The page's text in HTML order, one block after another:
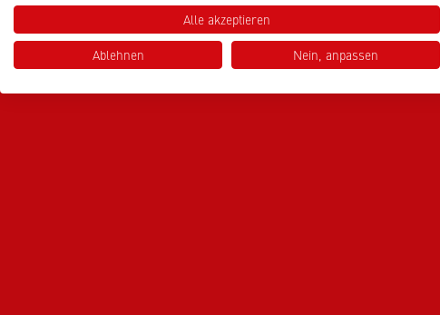
Alle akzeptieren
Ablehnen Nein, anpassen